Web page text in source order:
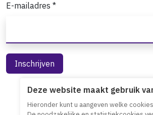
E-mailadres *
Deze website maakt gebruik
Hieronder kunt u aangeven welke